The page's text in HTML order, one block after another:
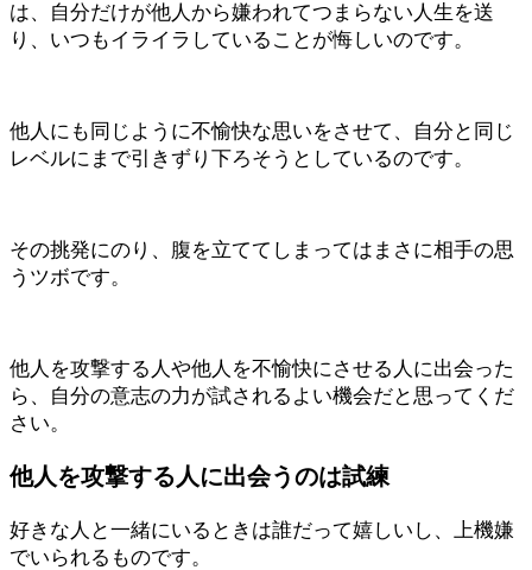
は、自分だけが他人から嫌われてつまらない人生を送
り、いつもイライラしていることが悔しいのです。
他人にも同じように不愉快な思いをさせて、自分と同じ
レベルにまで引きずり下ろそうとしているのです。
その挑発にのり、腹を立ててしまってはまさに相手の思
うツボです。
他人を攻撃する人や他人を不愉快にさせる人に出会った
ら、自分の意志の力が試されるよい機会だと思ってくだ
さい。
他人を攻撃する人に出会うのは試練
好きな人と一緒にいるときは誰だって嬉しいし、上機嫌
でいられるものです。